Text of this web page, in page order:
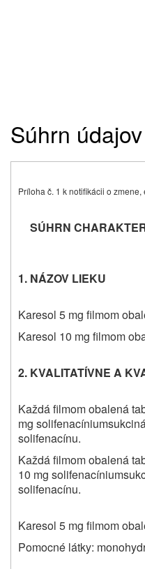
Súhrn
Príloha č. 1 k notifikácii o zmene,
SÚHRN
1. NÁZOV LIEKU
Karesol 5 mg filmom
Karesol 10 mg filmom
2. KVALITATÍVNE A
Každá filmom obalená
mg
solifenacínu.
Každá filmom obalená
10 mg
solifenacínu.
Karesol 5 mg filmom
Pomocné látky: